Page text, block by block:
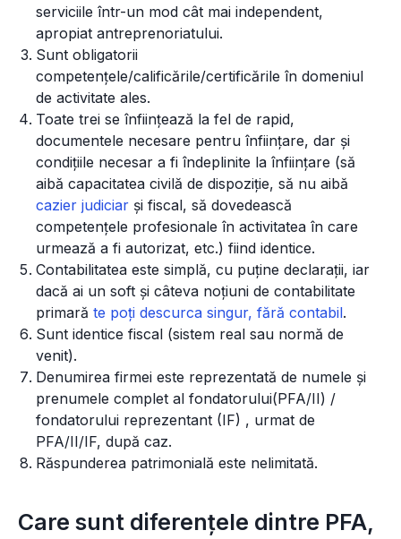
serviciile într-un mod cât mai independent,
apropiat antreprenoriatului.
Sunt obligatorii
competențele/calificările/certificările în domeniul
de activitate ales.
Toate trei se înființează la fel de rapid,
documentele necesare pentru înființare, dar și
condițiile necesar a fi îndeplinite la înființare (să
aibă capacitatea civilă de dispoziție, să nu aibă
cazier judiciar și fiscal, să dovedească
competențele profesionale în activitatea în care
urmează a fi autorizat, etc.) fiind identice.
Contabilitatea este simplă, cu puține declarații, iar
dacă ai un soft și câteva noțiuni de contabilitate
primară te poți descurca singur, fără contabil.
Sunt identice fiscal (sistem real sau normă de
venit).
Denumirea firmei este reprezentată de numele și
prenumele complet al fondatorului(PFA/II) /
fondatorului reprezentant (IF) , urmat de
PFA/II/IF, după caz.
Răspunderea patrimonială este nelimitată.
Care sunt diferențele dintre PFA,